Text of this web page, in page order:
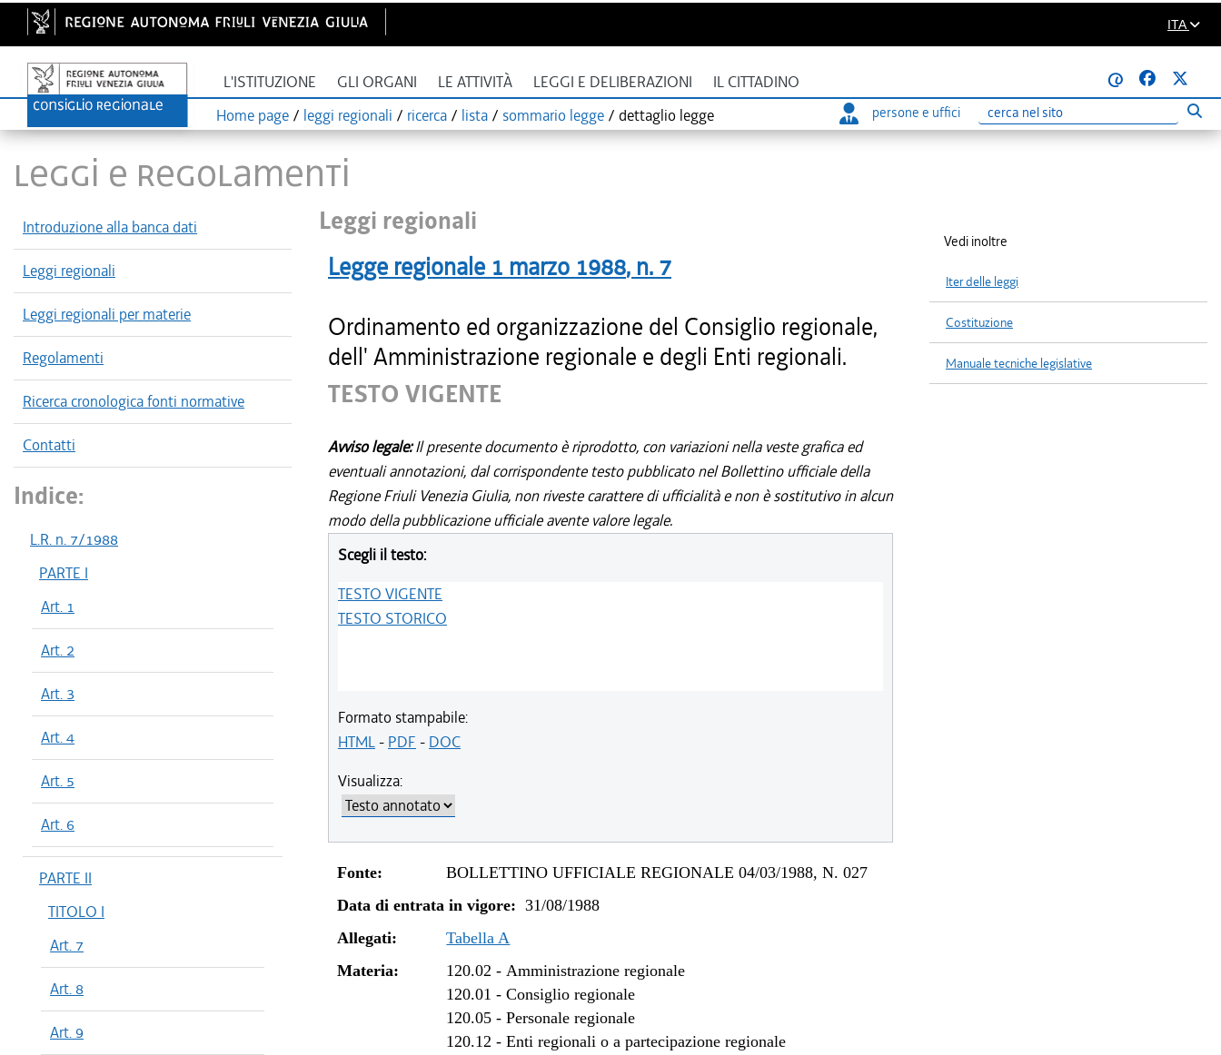
ITA
L'ISTITUZIONE GLI ORGANI LE ATTIVITÀ LEGGI E DELIBERAZIONI IL CITTADINO
@
Home page / leggi regionali / ricerca / lista / sommario legge / dettaglio legge persone e uffici
Ricerca
LEGGI E REGOLAMENTI
Introduzione alla banca dati
Leggi regionali
Leggi regionali per materie
Regolamenti
Ricerca cronologica fonti normative
Contatti
Indice:
L.R. n. 7/1988
PARTE I
Art. 1
Art. 2
Art. 3
Art. 4
Art. 5
Art. 6
PARTE II
TITOLO I
Art. 7
Art. 8
Art. 9
Leggi regionali
Legge regionale 1 marzo 1988, n. 7
Ordinamento ed organizzazione del Consiglio regionale,
dell' Amministrazione regionale e degli Enti regionali.
TESTO VIGENTE
Avviso legale:Il presente documento è riprodotto, con variazioni nella veste grafica ed
eventuali annotazioni, dal corrispondente testo pubblicato nel Bollettino ufficiale della
Regione Friuli Venezia Giulia, non riveste carattere di ufficialità e non è sostitutivo in alcun
modo della pubblicazione ufficiale avente valore legale.
Scegli il testo:
TESTO VIGENTE
TESTO STORICO
Formato stampabile:
HTML- PDF - DOC
Visualizza:
Fonte:
BOLLETTINO UFFICIALE REGIONALE 04/03/1988, N. 027
Data di entrata in vigore: 31/08/1988
Allegati:
Tabella A
Materia:
120.02 -Amministrazione regionale
120.01 -Consiglio regionale
120.05 -Personale regionale
120.12 -Enti regionali o a partecipazione regionale
Vedi inoltre
Iter delle leggi
Costituzione
Manuale tecniche legislative